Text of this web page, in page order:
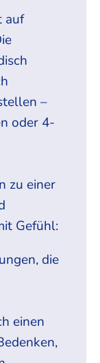
auf
–
oder 4-
zu einer
Gefühl:
die
einen